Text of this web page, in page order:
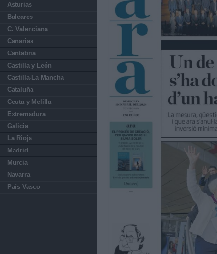
Asturias
Baleares
C. Valenciana
Canarias
Cantabria
Castilla y León
Castilla-La Mancha
Cataluña
Ceuta y Melilla
Extremadura
Galicia
La Rioja
Madrid
Murcia
Navarra
País Vasco